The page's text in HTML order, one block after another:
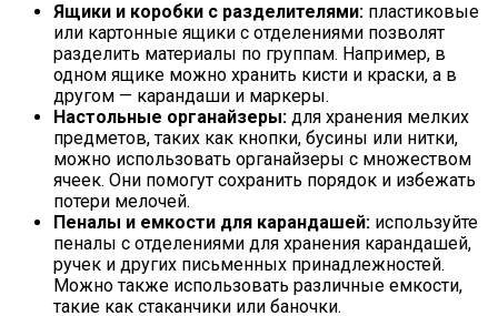
Ящики и коробки с разделителями: пластиковые
или картонные ящики с отделениями позволят
разделить материалы по группам. Например, в
одном ящике можно хранить кисти и краски, а в
другом — карандаши и маркеры.
Настольные органайзеры: для хранения мелких
предметов, таких как кнопки, бусины или нитки,
можно использовать органайзеры с множеством
ячеек. Они помогут сохранить порядок и избежать
потери мелочей.
Пеналы и емкости для карандашей: используйте
пеналы с отделениями для хранения карандашей,
ручек и других письменных принадлежностей.
Можно также использовать различные емкости,
такие как стаканчики или баночки.